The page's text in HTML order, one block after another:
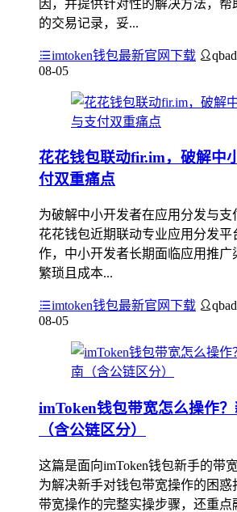
因，并提供针对性的解决方法，
的交易记录，妥...
imtoken钱包最新官网下载
08-05
花花钱包联动fir.im，破解中
付双重痛点
为破解中小开发者在应用分发与支
花花钱包近期联动专业应用分发平
作，中小开发者长期面临应用推广
繁琐且成本...
imtoken钱包最新官网下载
08-05
imToken钱包带宽怎么操作
（含公链区分）
这篇是面向imToken钱包新手的带
为解决新手对钱包带宽操作的困惑
带宽操作的完整实操步骤，还重点